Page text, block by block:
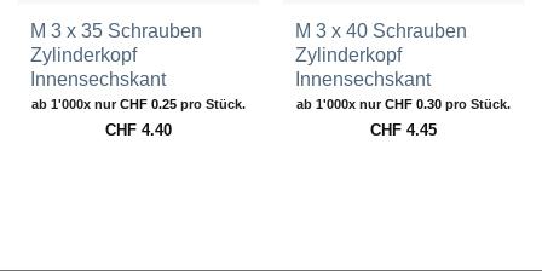
M 3 x 35 Schrauben
Zylinderkopf
Innensechskant
ab 1'000x nur CHF 0.25 pro Stück.
CHF 4.40
M 3 x 40 Schrauben
Zylinderkopf
Innensechskant
ab 1'000x nur CHF 0.30 pro Stück.
CHF 4.45